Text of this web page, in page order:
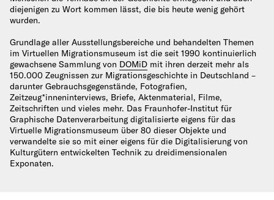
diejenigen zu Wort kommen lässt, die bis heute wenig gehört
wurden.
Grundlage aller Ausstellungsbereiche und behandelten Themen
im Virtuellen Migrationsmuseum ist die seit 1990 kontinuierlich
gewachsene Sammlung von DOMiD mit ihren derzeit mehr als
150.000 Zeugnissen zur Migrationsgeschichte in Deutschland –
darunter Gebrauchsgegenstände, Fotografien,
Zeitzeug*inneninterviews, Briefe, Aktenmaterial, Filme,
Zeitschriften und vieles mehr. Das Fraunhofer-Institut für
Graphische Datenverarbeitung digitalisierte eigens für das
Virtuelle Migrationsmuseum über 80 dieser Objekte und
verwandelte sie so mit einer eigens für die Digitalisierung von
Kulturgütern entwickelten Technik zu dreidimensionalen
Exponaten.